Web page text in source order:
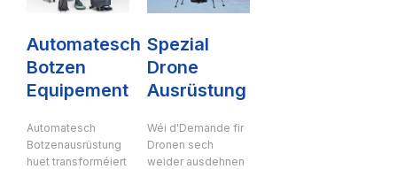
Automatesch
Botzen
Equipement
Automatesch
Botzenausrüstung
huet transforméiert
Spezial
Drone
Ausrüstung
Wéi d'Demande fir
Dronen sech
weider ausdehnen